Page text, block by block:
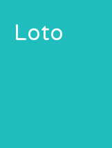
Loto